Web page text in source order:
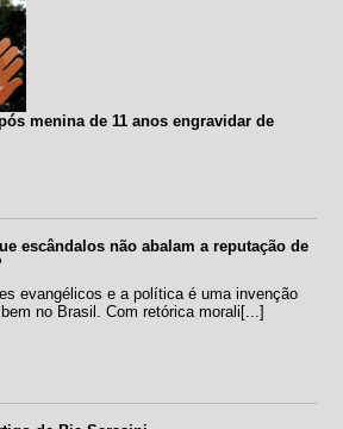
menina de 11 anos engravidar de
escândalos não abalam a reputação de
evangélicos e a política é uma invenção
no Brasil. Com retórica morali[...]